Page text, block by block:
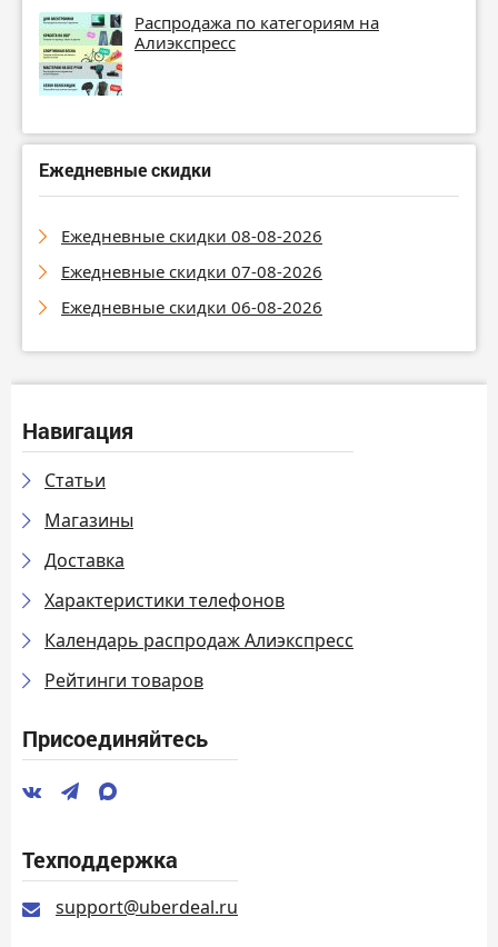
Распродажа по категориям на
Алиэкспресс
Ежедневные скидки
Ежедневные скидки 08-08-2026
Ежедневные скидки 07-08-2026
Ежедневные скидки 06-08-2026
Навигация
Статьи
Магазины
Доставка
Характеристики телефонов
Календарь распродаж Алиэкспресс
Рейтинги товаров
Присоединяйтесь
Техподдержка
support@uberdeal.ru